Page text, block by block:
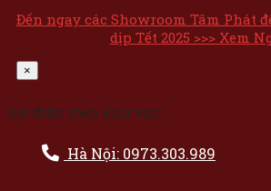
Đến ngay các Showroom Tâm Phát
dịp Tết 2025 >>> Xem
×
Gọi điện theo khu vực:
Hà Nội: 0973.303.989